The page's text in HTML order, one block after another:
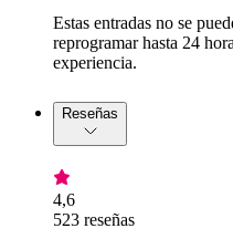
Estas entradas no se
reprogramar hasta 24
experiencia.
Reseñas
4,6
523 reseñas